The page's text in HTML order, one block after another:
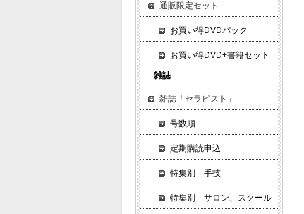
通販限定セット
お買い得DVDパック
お買い得DVD+書籍セット
雑誌
雑誌「セラピスト」
号数順
定期購読申込
特集別 手技
特集別 サロン、スクール